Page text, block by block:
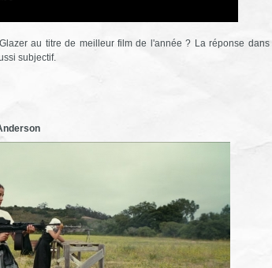
au titre de meilleur film de l'année ? La réponse dans
subjectif.